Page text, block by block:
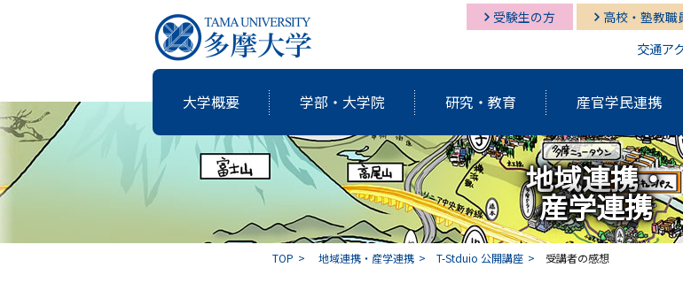
受験生の方 高校・塾教職
交通ア
大学概要
大学概要
学長挨拶・紹介
学部・大学院
学部・大学院 経営情報学部
研究・教育
研究・教育 研究開発機構
研究紀要（Tama蔵）
産官学民連携
国際交流 経営情報学部
国際交流センター
就職支援 経営情報学部
グローバルスタディーズ学部
図書館 多摩キャンパス図書館
多摩キャンパス メディア・サービス
地域連携・
産学連携
TOP 地域連携・産学連携 T-Stduio 公開講座 受講者の感想